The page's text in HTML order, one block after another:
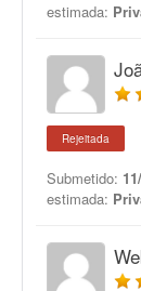
estimada:
Rejeitada
Submetido:
estimada: